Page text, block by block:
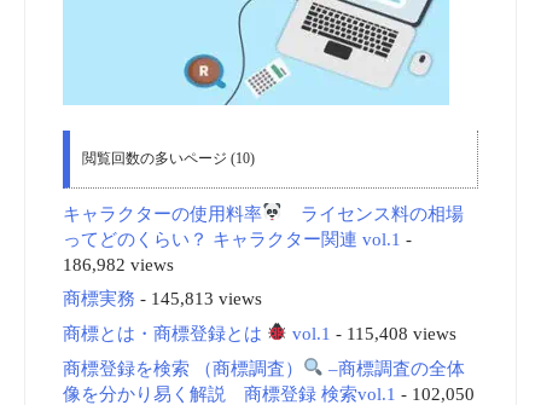
閲覧回数の多いページ (10)
キャラクターの使用料率
ライセンス料の相場
ってどのくらい？ キャラクター関連 vol.1 -
186,982 views
商標実務 - 145,813 views
商標とは・商標登録とは
vol.1 - 115,408 views
商標登録を検索 （商標調査）
–商標調査の全体
像を分かり易く解説 商標登録 検索vol.1 - 102,050